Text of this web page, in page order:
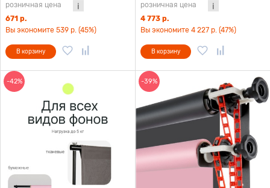
розничная цена
671 р.
Вы экономите 539 р. (45%)
В корзину
розничная цена
4 773 р.
Вы экономите 4 227 р. (47%)
В корзину
-42% -39%